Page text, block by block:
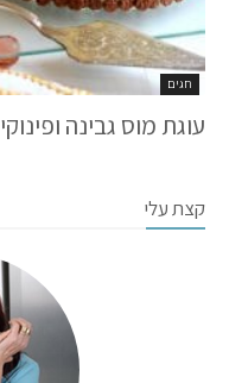
חגים
עוגת מוס גבינה
קצת עלי